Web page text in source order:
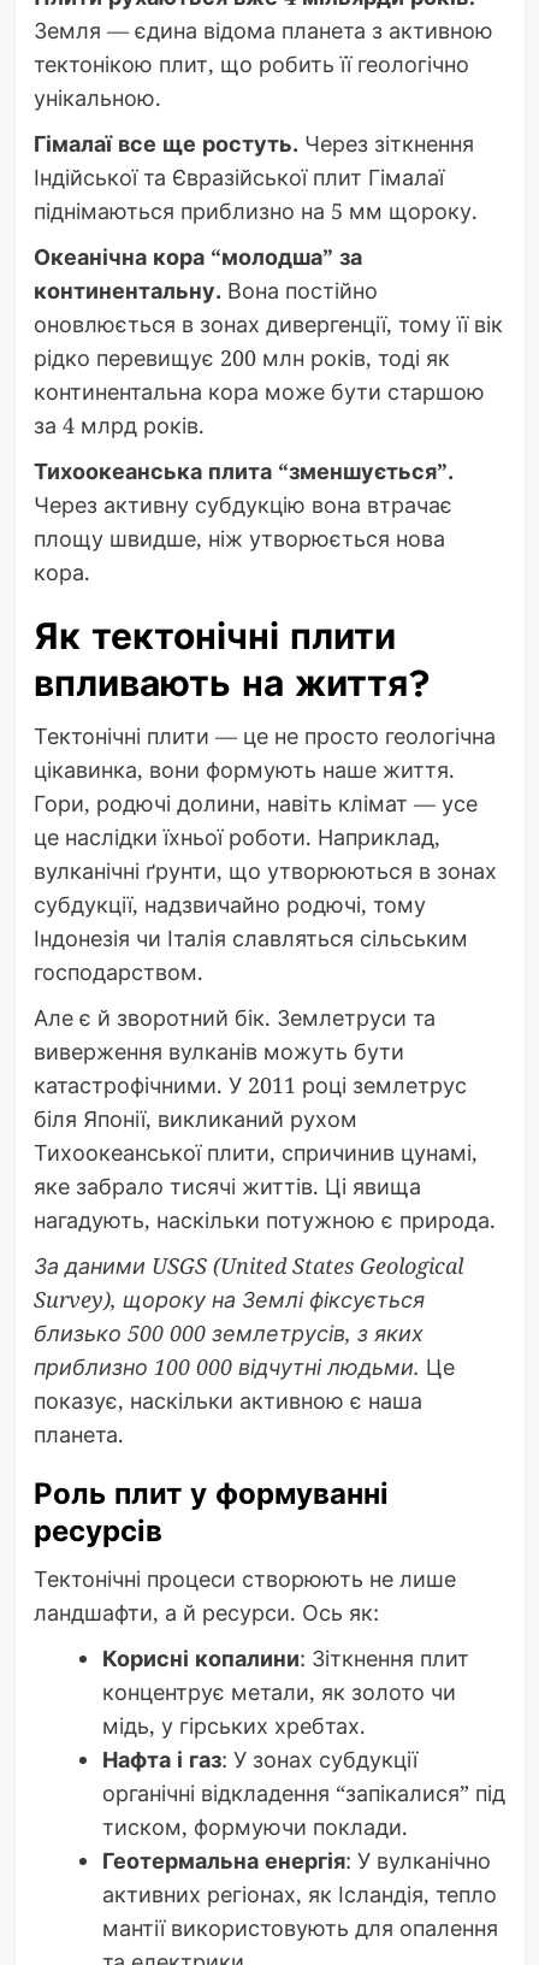
Земля — єдина відома планета з активною
тектонікою плит, що робить її геологічно
унікальною.
Гімалаї все ще ростуть. Через зіткнення
Індійської та Євразійської плит Гімалаї
піднімаються приблизно на 5 мм щороку.
Океанічна кора “молодша” за
континентальну. Вона постійно
оновлюється в зонах дивергенції, тому її вік
рідко перевищує 200 млн років, тоді як
континентальна кора може бути старшою
за 4 млрд років.
Тихоокеанська плита “зменшується”.
Через активну субдукцію вона втрачає
площу швидше, ніж утворюється нова
кора.
Як тектонічні плити
впливають на життя?
Тектонічні плити — це не просто геологічна
цікавинка, вони формують наше життя.
Гори, родючі долини, навіть клімат — усе
це наслідки їхньої роботи. Наприклад,
вулканічні ґрунти, що утворюються в зонах
субдукції, надзвичайно родючі, тому
Індонезія чи Італія славляться сільським
господарством.
Але є й зворотний бік. Землетруси та
виверження вулканів можуть бути
катастрофічними. У 2011 році землетрус
біля Японії, викликаний рухом
Тихоокеанської плити, спричинив цунамі,
яке забрало тисячі життів. Ці явища
нагадують, наскільки потужною є природа.
За даними USGS (United States Geological
Survey), щороку на Землі фіксується
близько 500 000 землетрусів, з яких
приблизно 100 000 відчутні людьми. Це
показує, наскільки активною є наша
планета.
Роль плит у формуванні
ресурсів
Тектонічні процеси створюють не лише
ландшафти, а й ресурси. Ось як:
Корисні копалини: Зіткнення плит
концентрує метали, як золото чи
мідь, у гірських хребтах.
Нафта і газ: У зонах субдукції
органічні відкладення “запікалися” під
тиском, формуючи поклади.
Геотермальна енергія: У вулканічно
активних регіонах, як Ісландія, тепло
мантії використовують для опалення